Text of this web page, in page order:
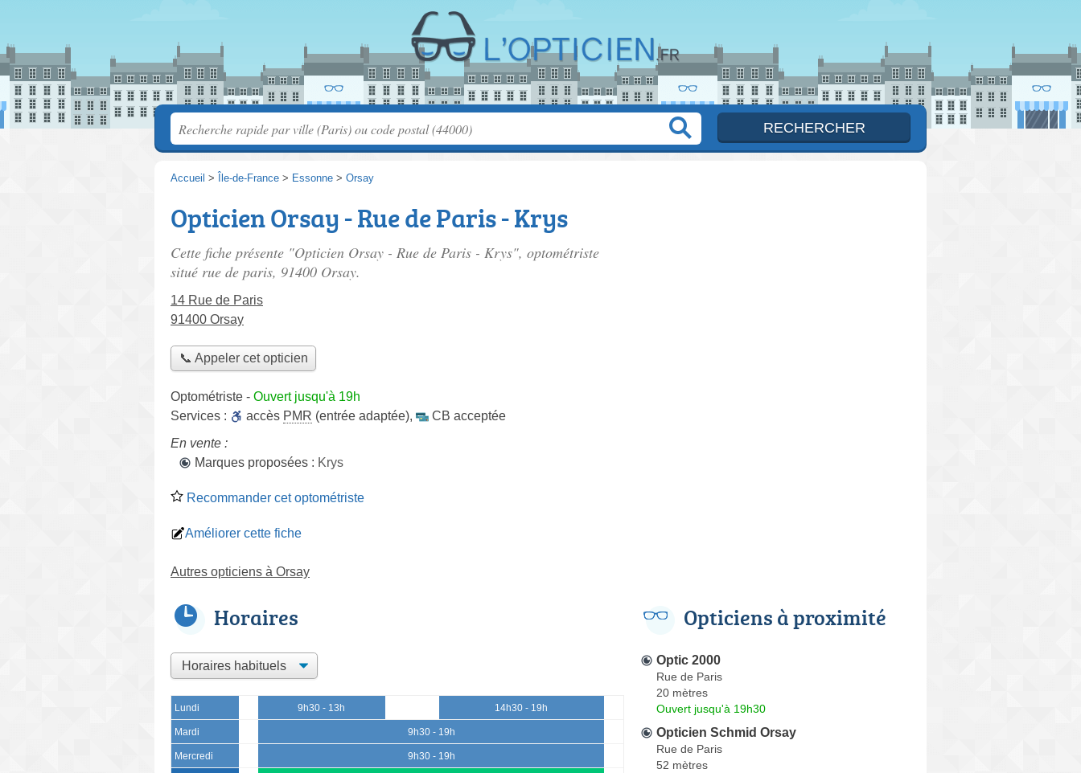
Accueil > Île-de-France > Essonne > Orsay
Opticien Orsay - Rue de Paris - Krys
Cette fiche présente "Opticien Orsay - Rue de Paris - Krys", optométriste
situé rue de paris, 91400 Orsay.
14 Rue de Paris
91400 Orsay
📞 Appeler cet opticien
Optométriste - Ouvert jusqu'à 19h
Services :
accès PMR (entrée adaptée),
CB acceptée
En vente :
Marques proposées : Krys
Recommander cet optométriste
Améliorer cette fiche
Autres opticiens à Orsay
Horaires
Lundi 9h30 - 13h 14h30 - 19h
Mardi 9h30 - 19h
Mercredi 9h30 - 19h
Opticiens à proximité
Optic 2000
Rue de Paris
20 mètres
Ouvert jusqu'à 19h30
Opticien Schmid Orsay
Rue de Paris
52 mètres